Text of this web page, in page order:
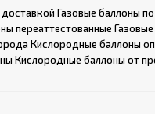
Газовые баллоны
переаттестованные
Кислородные баллоны
Кислородные баллоны от